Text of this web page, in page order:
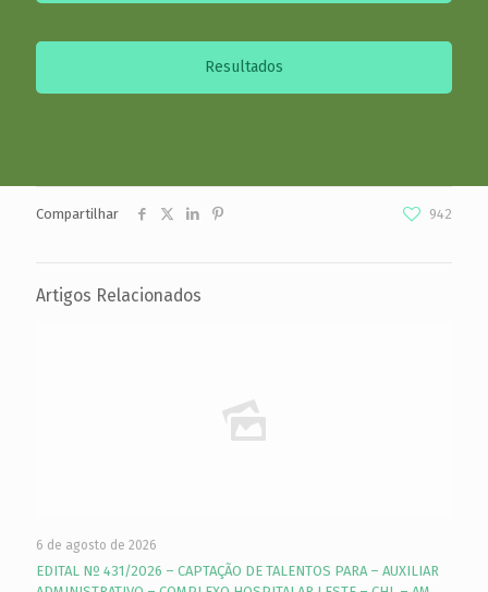
Resultados
Compartilhar 942
Artigos Relacionados
6 de agosto de 2026
EDITAL Nº 431/2026 – CAPTAÇÃO DE TALENTOS PARA – AUXILIAR